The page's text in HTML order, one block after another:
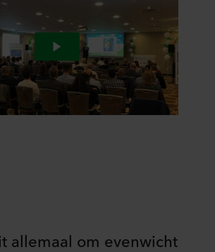
allemaal om evenwicht